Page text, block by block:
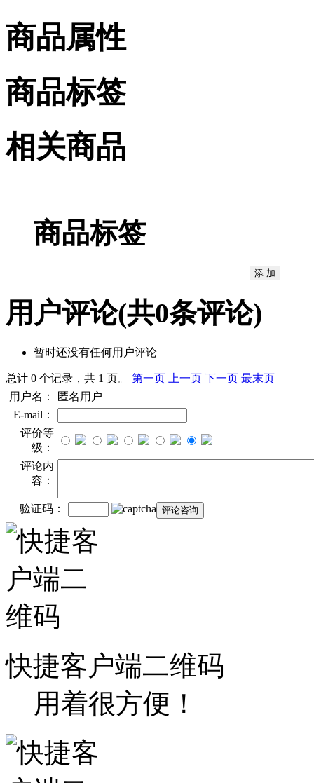
商品属性
商品标签
相关商品
商品标签
用户评论(共0条评论)
暂时还没有任何用户评论
总计 0 个记录，共 1 页。 第一页 上一页 下一页 最末页
用户名：
匿名用户
E-mail：
评价等
级：
评论内
容：
验证码：
快捷客户端二维码
用着很方便！